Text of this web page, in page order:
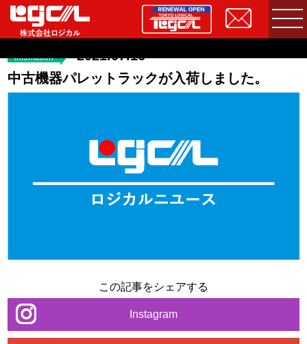
infomation
2021.07.16
中古機器パレットラックが入荷しました。
この記事をシェアする
Instagram